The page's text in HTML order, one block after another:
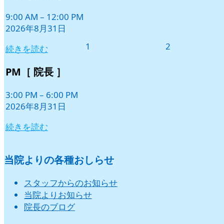
日ン
ト)
9:00 AM – 12:00 PM
2026年8月31日
続きを読む
PM［ 院長 ］
3:00 PM – 6:00 PM
2026年8月31日
続きを読む
1 2
当院よりの各種おしらせ
スタッフからのお知らせ
当院よりお知らせ
院長のブログ